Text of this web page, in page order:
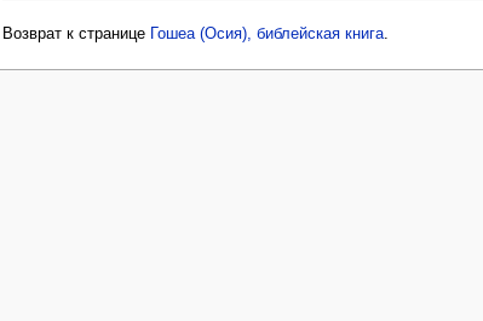
Возврат к странице Гошеа (Осия), библейская книга.